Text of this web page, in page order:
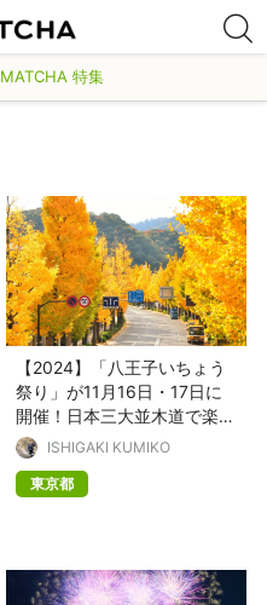
MATCHA 特集
【2024】「八王子いちょう
祭り」が11月16日・17日に
開催！日本三大並木道で楽し
もうISHIGAKI KUMIKO
東京都